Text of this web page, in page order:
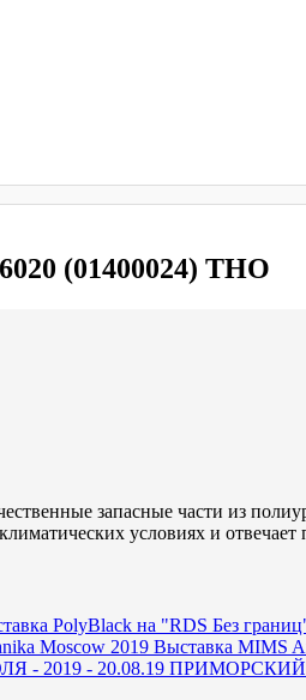
(01400024) THO
запасные части из
условиях и
PolyBlack на "RDS Без
Выставка MIMS
ПРИМОРСКИЙ